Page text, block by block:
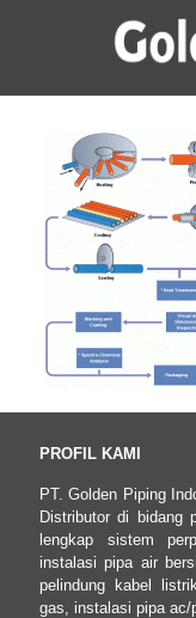
PROFIL KAMI
PT. Golden Piping
Distributor di bidang
lengkap sistem
instalasi pipa air
pelindung kabel
gas, instalasi pipa ac/